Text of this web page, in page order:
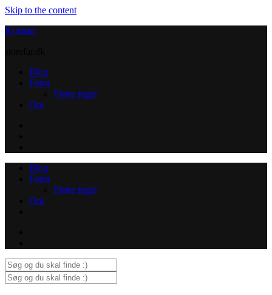
Skip to the content
Kristian
Blog
Fotos
Flotte fugle
Om
Blog
Fotos
Flotte fugle
Om
Search
for:
Search
for: